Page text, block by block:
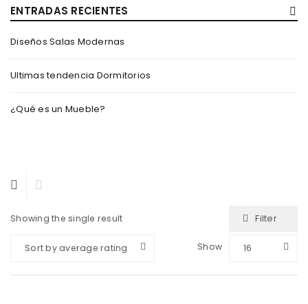
ENTRADAS RECIENTES
Diseños Salas Modernas
Ultimas tendencia Dormitorios
¿Qué es un Mueble?
Showing the single result Filter
Sort by average rating Show 16